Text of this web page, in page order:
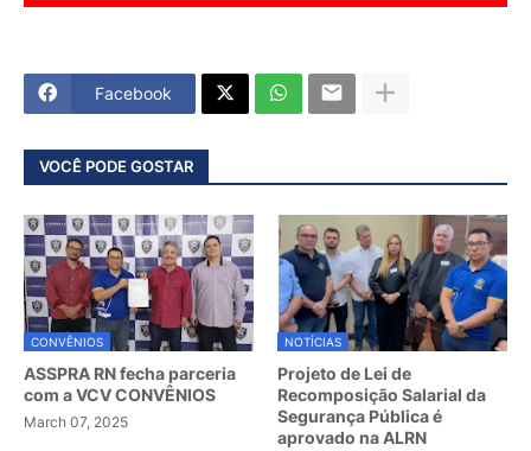
Facebook
VOCÊ PODE GOSTAR
CONVÊNIOS
ASSPRA RN fecha parceria
com a VCV CONVÊNIOS
March 07, 2025
NOTÍCIAS
Projeto de Lei de
Recomposição Salarial da
Segurança Pública é
aprovado na ALRN